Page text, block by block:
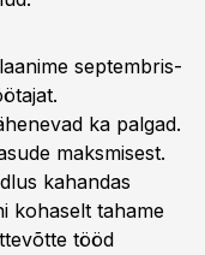
septembris-
ka palgad.
maksmisest.
kahandas
kohaselt tahame
tööd